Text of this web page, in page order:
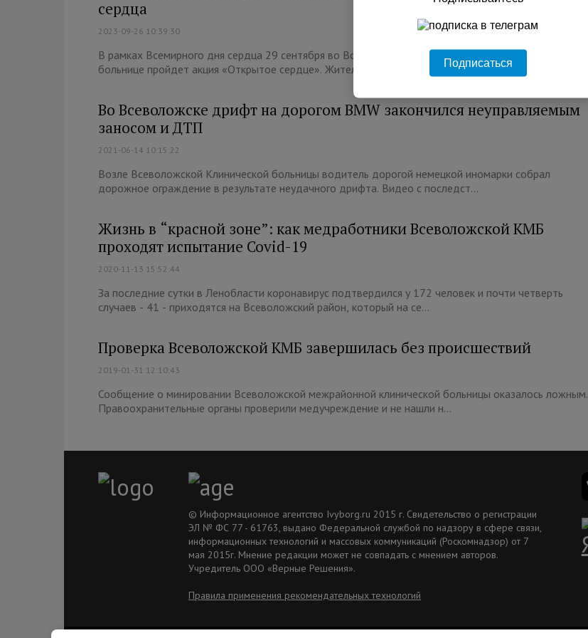
сердца
2023-09-26 10:39:30
В рамках Всемирного дня сердца 29 сентября во Всеволожской клинической межрайонной
больнице пройдет акция «Открытое сердце». Жители и гости города смо...
Во Всеволожске дрифт на дорогом BMW закончился неуправляемым
заносом и ДТП
2021-06-14 10:15:22
Возле Всеволожской Клинической больницы водитель дорогой немецкой иномарки собрал
дорожное ограждение в результате неудачного дрифта. Видео с последст...
Жизнь в “красной зоне”: как медработники Всеволожской КМБ
проходят испытание Covid-19
2020-11-13 15:52:44
За последние сутки в Ленобласти коронавирус подтвердился у 172 человек и почти четверть
случаев - 41 - приходятся на Всеволожский район, который на се...
Проверка Всеволожской КМБ завершилась без происшествий
2019-01-31 12:10:43
Сообщение о минировании Всеволожской межрайонной клинической больницы оказалось ложным.
Правоохранительные органы проверили медучреждение и не нашли н...
© Информационное агентство Ivyborg.ru 2015 г. Свидетельство о регистрации
ЭЛ № ФС 77 - 61763, выдано Федеральной службой по надзору в сфере связи,
информационных технологий и массовых коммуникаций (Роскомнадзор) от 7
мая 2015г. Мнение редакции может не совпадать с мнением авторов.
Учредитель ООО «Верные Решения».
Правила применения рекомендательных технологий
Подписаться